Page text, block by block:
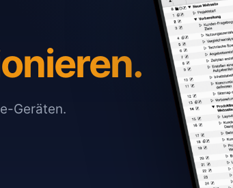
Geräten.